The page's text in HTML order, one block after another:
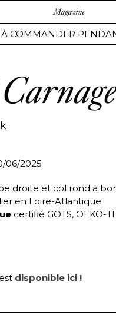
Magazine
À COMMANDER
06/2025
droite et col rond à
en Loire-Atlantique
certifié GOTS, OEKO-
disponible ici !